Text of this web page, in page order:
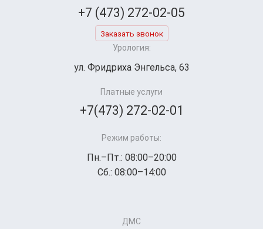
+7 (473) 272-02-05
Заказать звонок
Урология:
ул. Фридриха Энгельса, 63
Платные услуги
+7(473) 272-02-01
Режим работы:
Пн.–Пт.: 08:00–20:00
Сб.: 08:00–14:00
ДМС